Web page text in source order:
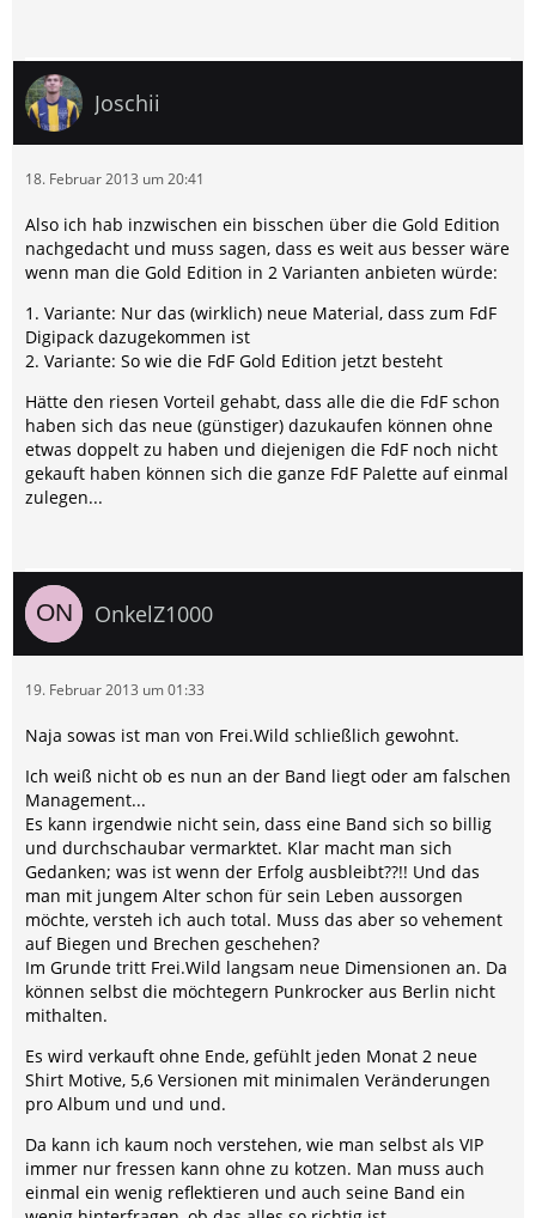
Joschii
18. Februar 2013 um 20:41
Also ich hab inzwischen ein bisschen über die Gold Edition
nachgedacht und muss sagen, dass es weit aus besser wäre
wenn man die Gold Edition in 2 Varianten anbieten würde:
1. Variante: Nur das (wirklich) neue Material, dass zum FdF
Digipack dazugekommen ist
2. Variante: So wie die FdF Gold Edition jetzt besteht
Hätte den riesen Vorteil gehabt, dass alle die die FdF schon
haben sich das neue (günstiger) dazukaufen können ohne
etwas doppelt zu haben und diejenigen die FdF noch nicht
gekauft haben können sich die ganze FdF Palette auf einmal
zulegen...
OnkelZ1000
19. Februar 2013 um 01:33
Naja sowas ist man von Frei.Wild schließlich gewohnt.
Ich weiß nicht ob es nun an der Band liegt oder am falschen
Management...
Es kann irgendwie nicht sein, dass eine Band sich so billig
und durchschaubar vermarktet. Klar macht man sich
Gedanken; was ist wenn der Erfolg ausbleibt??!! Und das
man mit jungem Alter schon für sein Leben aussorgen
möchte, versteh ich auch total. Muss das aber so vehement
auf Biegen und Brechen geschehen?
Im Grunde tritt Frei.Wild langsam neue Dimensionen an. Da
können selbst die möchtegern Punkrocker aus Berlin nicht
mithalten.
Es wird verkauft ohne Ende, gefühlt jeden Monat 2 neue
Shirt Motive, 5,6 Versionen mit minimalen Veränderungen
pro Album und und und.
Da kann ich kaum noch verstehen, wie man selbst als VIP
immer nur fressen kann ohne zu kotzen. Man muss auch
einmal ein wenig reflektieren und auch seine Band ein